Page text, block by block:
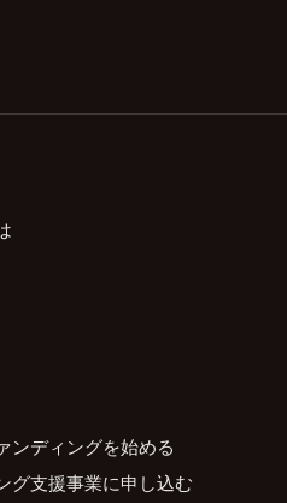
ンディングを始める
グ支援事業に申し込む